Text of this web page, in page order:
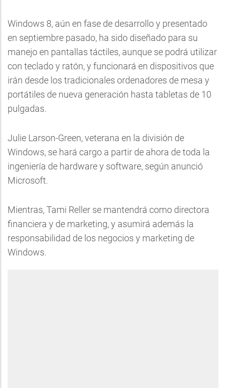
Windows 8, aún en fase de desarrollo y presentado
en septiembre pasado, ha sido diseñado para su
manejo en pantallas táctiles, aunque se podrá utilizar
con teclado y ratón, y funcionará en dispositivos que
irán desde los tradicionales ordenadores de mesa y
portátiles de nueva generación hasta tabletas de 10
pulgadas.
Julie Larson-Green, veterana en la división de
Windows, se hará cargo a partir de ahora de toda la
ingeniería de hardware y software, según anunció
Microsoft.
Mientras, Tami Reller se mantendrá como directora
financiera y de marketing, y asumirá además la
responsabilidad de los negocios y marketing de
Windows.